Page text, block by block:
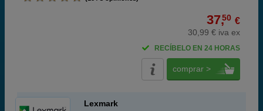
37,50 €
30,99 € iva ex
RECÍBELO EN 24 HORAS
comprar >
Lexmark